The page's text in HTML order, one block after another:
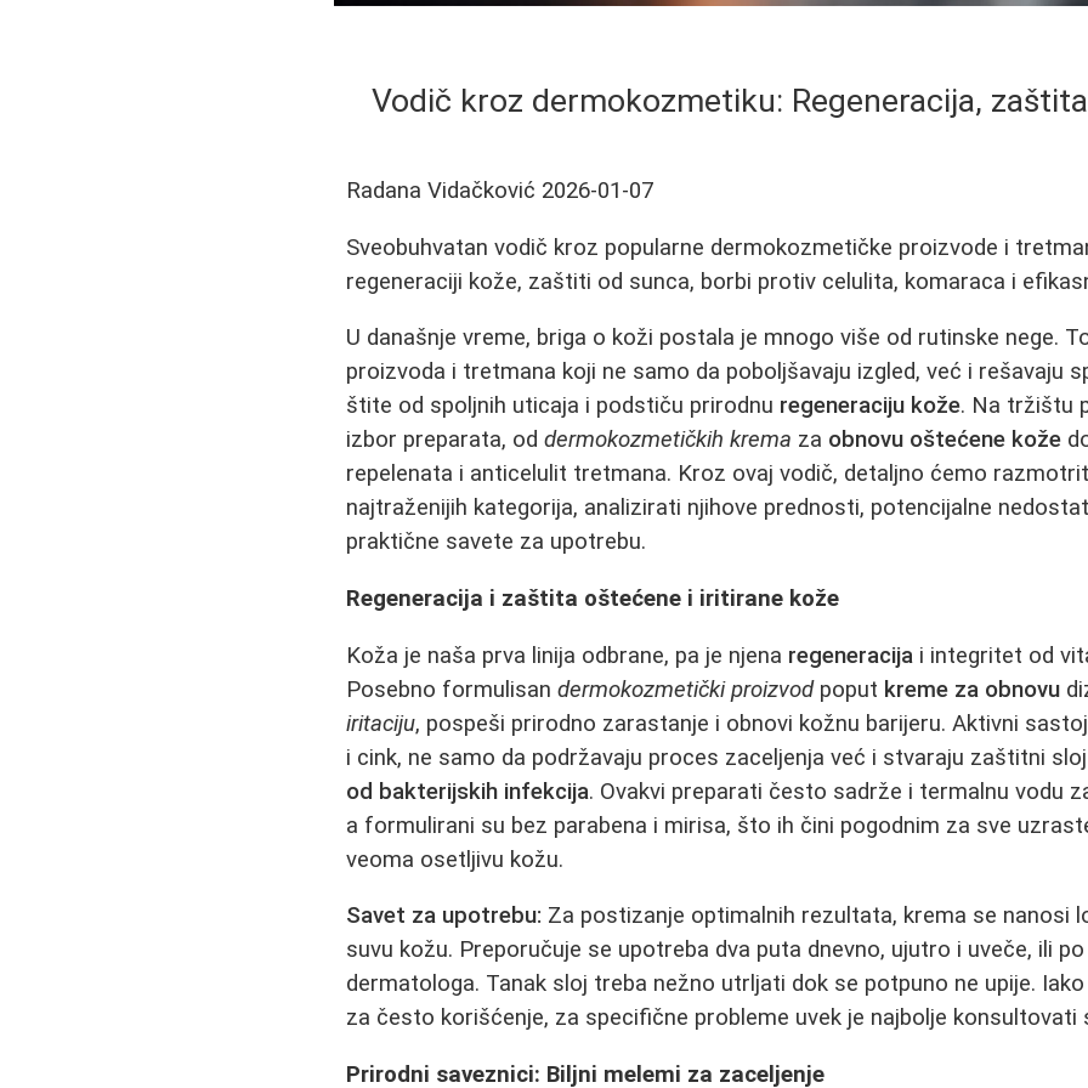
Vodič kroz dermokozmetiku: Regeneracija,
Radana Vidačković 2026-01-07
Sveobuhvatan vodič kroz popularne dermokozmetičke proizvode i
regeneraciji kože, zaštiti od sunca, borbi protiv celulita, komaraca i
U današnje vreme, briga o koži postala je mnogo više od rutinske nege.
proizvoda i tretmana koji ne samo da poboljšavaju izgled, već i rešavaju
štite od spoljnih uticaja i podstiču prirodnu regeneraciju kože. Na tržištu
izbor preparata, oddermokozmetičkih krema za obnovu oštećene kože
repelenata i anticelulit tretmana. Kroz ovaj vodič, detaljno ćemo
najtraženijih kategorija, analizirati njihove prednosti, potencijalne
praktične savete za upotrebu.
Regeneracija i zaštita oštećene i iritirane kože
Koža je naša prva linija odbrane, pa je njena regeneracija i integritet od
Posebno formulisandermokozmetički proizvodpoput kreme za obnovu
iritaciju, pospeši prirodno zarastanje i obnovi kožnu barijeru. Aktivni
i cink, ne samo da podržavaju proces zaceljenja već i stvaraju zaštitni
od bakterijskih infekcija. Ovakvi preparati često sadrže i termalnu vodu
a formulirani su bez parabena i mirisa, što ih čini pogodnim za sve
veoma osetljivu kožu.
Savet za upotrebu: Za postizanje optimalnih rezultata, krema se nanosi
suvu kožu. Preporučuje se upotreba dva puta dnevno, ujutro i uveče, ili
dermatologa. Tanak sloj treba nežno utrljati dok se potpuno ne upije.
za često korišćenje, za specifične probleme uvek je najbolje konsultovati
Prirodni saveznici: Biljni melemi za zaceljenje